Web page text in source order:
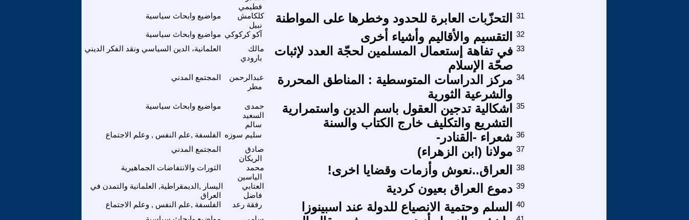
فطيمي
مواضيع وابحاث سياسية
كلكامش
نبيل
التحزّبات العابرة للحدود وخطرها على المواطنة 31
مواضيع وابحاث سياسية آکو کرکوکي التقسيم والأقاليم وأشياء أخرى
32
العلمانية، الدين السياسي ونقد الفكر الديني
مالك
بارودي
في تفاهة إستعمال المسلمين لحجّة العدد لإثبات
صحّة الإسلام
33
المجتمع المدني
عبدالرحمن
مطر
مركز الدراسات المتوسطية : المناطق المحررة
والشرعية الثورية
34
مواضيع وابحاث سياسية
حمدى
السعيد
سالم
اشكالية تدجين العقول باسم الدين واستمرارية
التشريع والتكليف خارج الكتاب والسنة
35
الفلسفة ,علم النفس , وعلم الاجتماع سليم سوزه شعراء -القنادر- 36
المجتمع المدني
صادق
الريكان
مولانا (ابن الزهراء) 37
الثورات والانتفاضات الجماهيرية
محمد
الياسين
العراق..نعوش وأزمات وقضايا اخرى! 38
اليسار ,الديمقراطية, العلمانية والتمدن في
العراق
العتابي
فاضل
دموع العراق بعيون كردية 39
الفلسفة ,علم النفس , وعلم الاجتماع رفقة رعد السلم وحتمية الانصياع للدولة عند اسبينوزا
40